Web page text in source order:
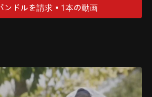
いた問題作。農協婦人部320万人の
れた。キネマ旬報ベストテン第4
ンドルを請求 • 1本の動画